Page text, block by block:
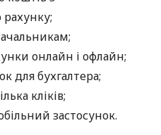
онлайн і офлайн;
для бухгалтера;
кліків;
застосунок.